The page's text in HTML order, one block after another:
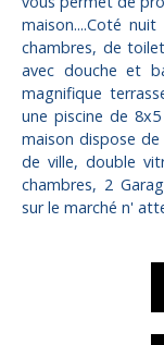
maison....Coté
chambres, de
avec douche et
magnifique
une piscine de
maison dispose de
de ville, double
chambres, 2
sur le marché n'